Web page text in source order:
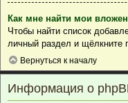
Как мне найти мои
Чтобы найти список
личный раздел и щёлкните
Вернуться к началу
Информация о